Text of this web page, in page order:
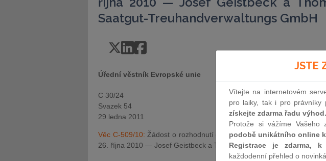
Saatgut-Treuhandverwaltungs GmbH
Úřední věstník Evropské unie
C 30/24
Svazek 54
29.ledna 2011
Věc C-509/10: Žádost o rozhodnutí o předběžné otázce podaná
26. října 2010 — Josef Geistbeck a Thomas Geistbeck v. Saatgut-
JSTE
Vítejte na internetovém
pro laiky, tak i pro právníky
získejte zdarma řadu výhod.
Protože si vážíme
podobě unikátního online
Registrace je zdarma, k
každodenní přehled o